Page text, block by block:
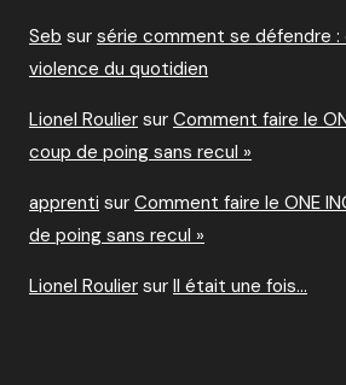
Seb sur série comment se défendre :
violence du quotidien
Lionel Roulier sur Comment faire le
coup de poing sans recul »
apprenti sur Comment faire le ONE
de poing sans recul »
Lionel Roulier sur Il était une fois…